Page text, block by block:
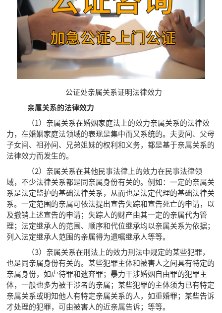
公证处亲属关系证明法律效力
亲属关系的法律效力
（1）亲属关系在婚姻家庭法上的效力亲属关系的法律效
力，在婚姻家庭法领域的表现是集中而又系统的。夫妻间、父母
子女间、祖孙间、兄弟姐妹的权利和义务，都是基于亲属关系的
法律效力而发生的。
（2）亲属关系在其他民事法律上的效力在民事法律领
域，不少法律关系都是同亲属身份有关的。例如：一定的亲属关
系是法定监护的基础法律关系，从而也是法定代理的基础法律关
系。一定范围的亲属可依法提出宣告失踪和宣告死亡的申请，以
及撤销上述宣告的申请；失踪人的财产由其一定的亲属代为管
理；法定继承人的范围、顺序和代位继承均以亲属关系为依据；
列入法定继承人范围的亲属得为遗嘱继承人等等。
（3）亲属关系在刑法上的效力刑法中规定的某些犯罪，
也是同亲属身份有关的。某些犯罪主体和被害人之间具有特定的
亲属身份，如虐待罪和遗弃罪；暴力干涉婚姻自由罪的犯罪主
体，一般也多为被干涉者的亲属；某些犯罪的主体须为已有特定
亲属关系或明知他人有特定亲属关系的人，如重婚罪；某些告诉
才处理的犯罪，可由被害人的近亲属告诉；等等。